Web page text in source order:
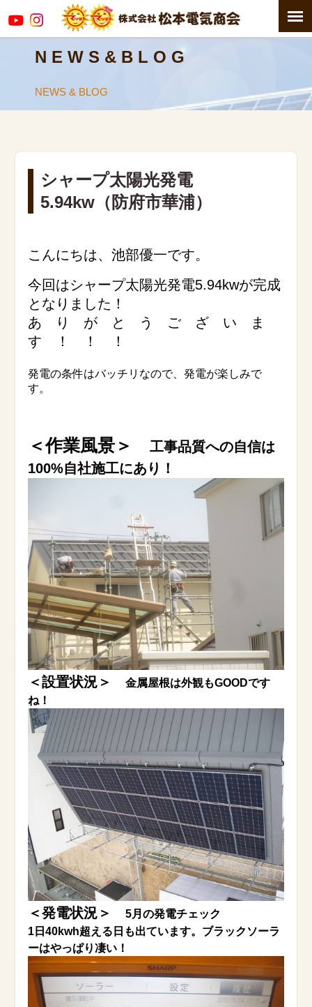
N E W S & B L O G
NEWS & BLOG
シャープ太陽光発電
5.94kw（防府市華浦）
こんにちは、池部優一です。
今回はシャープ太陽光発電5.94kwが完成
となりました！
あ り が と う ご ざ い ま
す ！ ！ ！
発電の条件はバッチリなので、発電が楽しみで
す。
＜作業風景＞工事品質への自信は
100%自社施工にあり！
＜設置状況＞金属屋根は外観もGOODです
ね！
＜発電状況＞5月の発電チェック
1日40kwh超える日も出ています。ブラックソーラ
ーはやっぱり凄い！